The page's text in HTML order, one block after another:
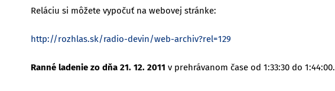
Reláciu si môžete vypočuť na webovej stránke:
http://rozhlas.sk/radio-devin/web-archiv?rel=129
Ranné ladenie zo dňa 21. 12. 2011 v prehrávanom čase od 1:33:30 do 1:44:00.